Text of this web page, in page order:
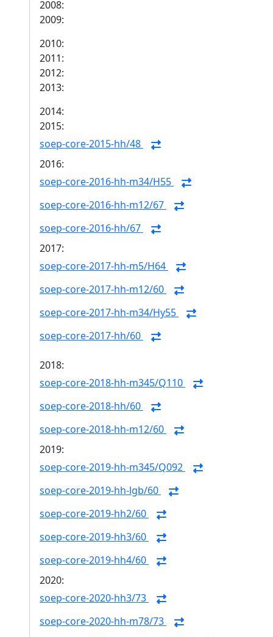
2008:
2009:
2010:
2011:
2012:
2013:
2014:
2015:
soep-core-2015-hh/48
2016:
soep-core-2016-hh-m34/H55
soep-core-2016-hh-m12/67
soep-core-2016-hh/67
2017:
soep-core-2017-hh-m5/H64
soep-core-2017-hh-m12/60
soep-core-2017-hh-m34/Hy55
soep-core-2017-hh/60
2018:
soep-core-2018-hh-m345/Q110
soep-core-2018-hh/60
soep-core-2018-hh-m12/60
2019:
soep-core-2019-hh-m345/Q092
soep-core-2019-hh-lgb/60
soep-core-2019-hh2/60
soep-core-2019-hh3/60
soep-core-2019-hh4/60
2020:
soep-core-2020-hh3/73
soep-core-2020-hh-m78/73